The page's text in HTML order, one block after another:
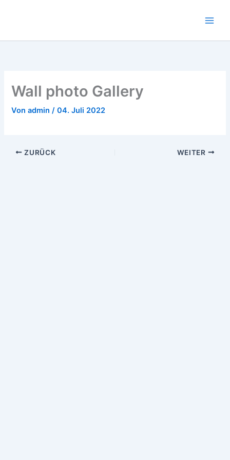
Wall photo Gallery
Vonadmin/04. Juli 2022
ZURÜCK WEITER